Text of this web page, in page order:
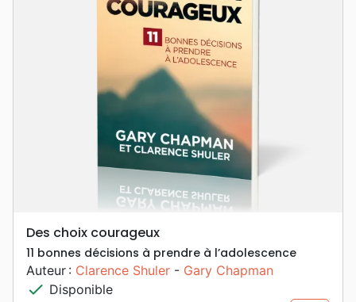
Des choix courageux
11 bonnes décisions à prendre à l’adolescence
Auteur : Clarence Shuler - Gary Chapman
check Disponible